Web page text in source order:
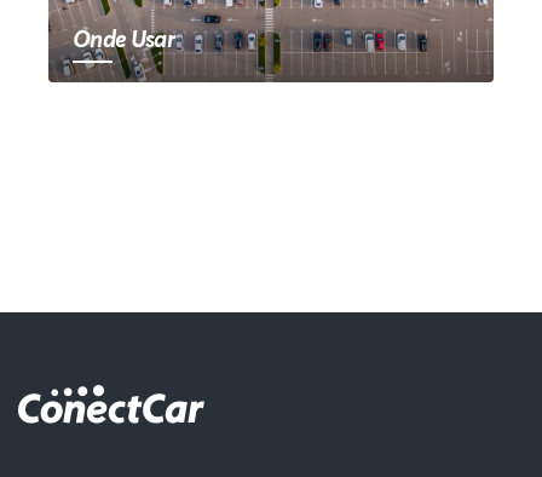
Onde Usar